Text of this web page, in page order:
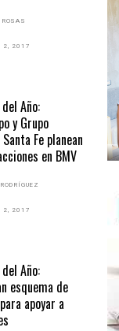
ROSAS
2, 2017
Año:
y Grupo
Fe planean
en BMV
2, 2017
Año:
esquema de
apoyar a